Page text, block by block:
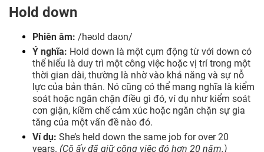
Hold down
Phiên âm: /həʊld daʊn/
Ý nghĩa: Hold down là một cụm động từ với down có
thể hiểu là duy trì một công việc hoặc vị trí trong một
thời gian dài, thường là nhờ vào khả năng và sự nỗ
lực của bản thân. Nó cũng có thể mang nghĩa là kiểm
soát hoặc ngăn chặn điều gì đó, ví dụ như kiểm soát
cơn giận, kiềm chế cảm xúc hoặc ngăn chặn sự gia
tăng của một vấn đề nào đó.
Ví dụ: She’s held down the same job for over 20
years. (Cô ấy đã giữ công việc đó hơn 20 năm.)